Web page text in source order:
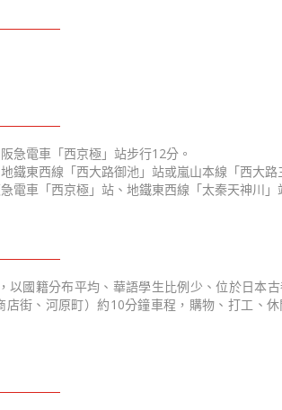
急電車「西京極」站步行12分。
鐵東西線「西大路御池」站或嵐山本線「西大
電車「西京極」站、地鐵東西線「太秦天神川
以國籍分布平均、華語學生比例少、位於日本
店街、河原町）約10分鐘車程，購物、打工、